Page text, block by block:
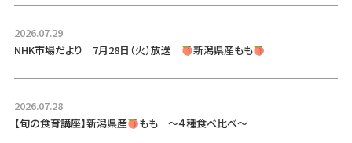
2026.07.29
NHK市場だより 7月28日（火）放送
新潟県産もも
2026.07.28
【旬の食育講座】新潟県産
もも ～４種食べ比べ～